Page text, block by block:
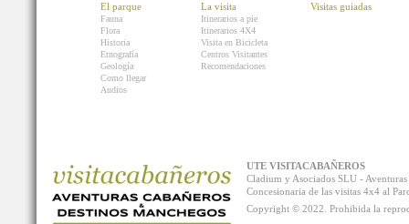
El parque
Fauna
Flora
Historia
Etnografía
Geología
Como llegar
Audios
La visita
Itinerarios a pie
Itinerarios 4X4
Visita en Bicicleta
Centros Visitantes
Recomendaciones
Visitas guiadas
UTE VISITACABAÑEROS
Cladium y Asociados SLU -
Concesionaria de las visitas 4x4 al
Copyright © 2022. Prohibida la